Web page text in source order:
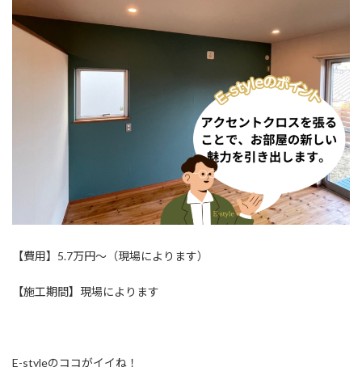
【費用】5.7万円～（現場によります）
【施工期間】現場によります
E-styleのココがイイね！